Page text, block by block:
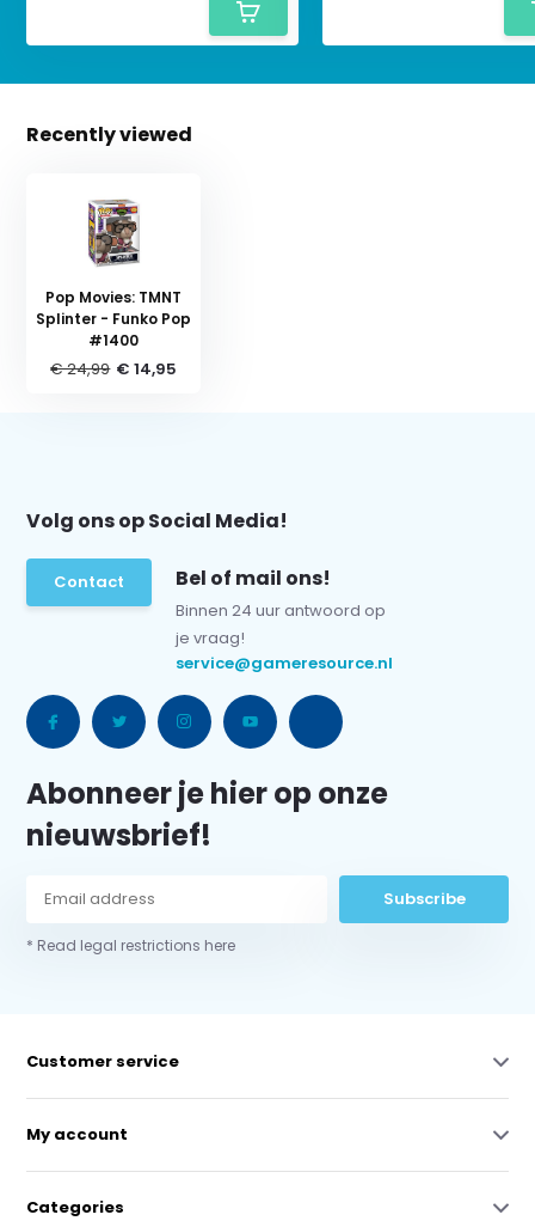
Recently viewed
Pop Movies: TMNT
Splinter - Funko Pop
#1400
€ 24,99 € 14,95
Volg ons op Social Media!
Contact Bel of mail ons!
Binnen 24 uur antwoord op
je vraag!
service@gameresource.nl
Abonneer je hier op onze
nieuwsbrief!
Subscribe
* Read legal restrictions here
Customer service
My account
Categories